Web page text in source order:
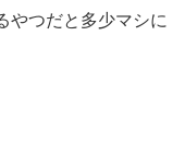
やつだと多少マシに